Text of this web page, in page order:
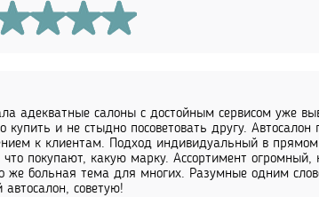
адекватные салоны с достойным сервисом уже
купить и не стыдно посоветовать другу.
к клиентам. Подход индивидуальный в
что покупают, какую марку. Ассортимент
же больная тема для многих. Разумные одним
автосалон, советую!